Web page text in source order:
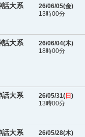
話大系 26/06/05(金)
13時00分
話大系 26/06/04(木)
18時00分
話大系 26/05/31( 日 )
13時00分
話大系 26/05/28(木)